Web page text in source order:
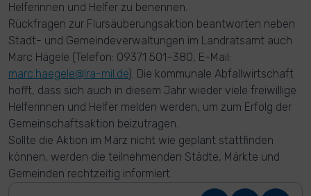
Helferinnen und Helfer zu benennen.
Rückfragen zur Flursäuberungsaktion beantworten neben
Stadt- und Gemeindeverwaltungen im Landratsamt auch
Marc Hägele (Telefon: 09371 501–380, E-Mail:
marc.haegele@lra-mil.de). Die kommunale Abfallwirtschaft
hofft, dass sich auch in diesem Jahr wieder viele freiwillige
Helferinnen und Helfer melden werden, um zum Erfolg der
Gemeinschaftsaktion beizutragen.
Sollte die Aktion im März nicht wie geplant stattfinden
können, werden die teilnehmenden Städte, Märkte und
Gemeinden rechtzeitig informiert.